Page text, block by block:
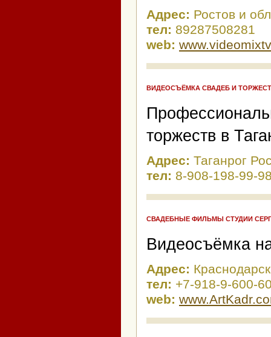
Адрес: Ростов и
тел: 89287508281
web:
ВИДЕОСЪЁМКА СВАДЕБ И
торжеств в
Адрес: Таганрог
тел: 8-908-198-99-
СВАДЕБНЫЕ ФИЛЬМЫ СТУДИИ
Видеосъёмка
Адрес:
тел: +7-918-9-600-
web: